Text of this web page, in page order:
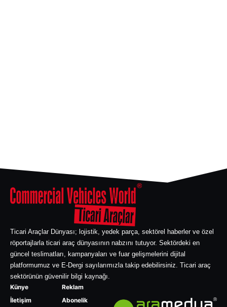
Ticari Araçlar Dünyası; lojistik, yedek parça, sektörel haberler ve özel
röportajlarla ticari araç dünyasının nabzını tutuyor. Sektördeki en
güncel teslimatları, kampanyaları ve fuar gelişmelerini dijital
platformumuz ve E-Dergi sayılarımızla takip edebilirsiniz. Ticari araç
sektörünün güvenilir bilgi kaynağı.
Künye
İletişim
Reklam
Abonelik